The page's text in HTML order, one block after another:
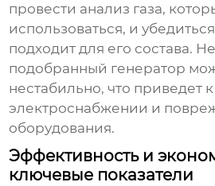
провести анализ газа,
использоваться, и
подходит для его состава.
подобранный генератор
нестабильно, что приведет
электроснабжении и
оборудования.
Эффективность и
ключевые показатели